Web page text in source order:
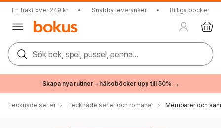
Fri frakt över 249 kr • Snabba leveranser • Billiga böcker
Sök bok, spel, pussel, penna...
Skapa nya rutiner – hälsoböcker upp till 50% →
Tecknade serier Tecknade serier och romaner Memoarer och